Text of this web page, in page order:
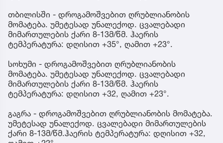
თბილისში - დროგამოშვებით ღრუბლიანობის
მომატება. უმეტესად უნალექოდ. ცვალებადი
მიმართულების ქარი 8-13მ/წმ. ჰაერის
ტემპერატურა: დღისით +35°, ღამით +23°.
სოხუმი - დროგამოშვებით ღრუბლიანობის
მომატება. უმეტესად უნალექოდ. ცვალებადი
მიმართულების ქარი 8-13მ/წმ. ჰაერის
ტემპერატურა: დღისით +32, ღამით +23°.
გაგრა - დროგამოშვებით ღრუბლიანობის მომატება.
უმეტესად უნალექოდ. ცვალებადი მიმართულების
ქარი 8-13მ/წმ.ჰაერის ტემპერატურა: დღისით +32,